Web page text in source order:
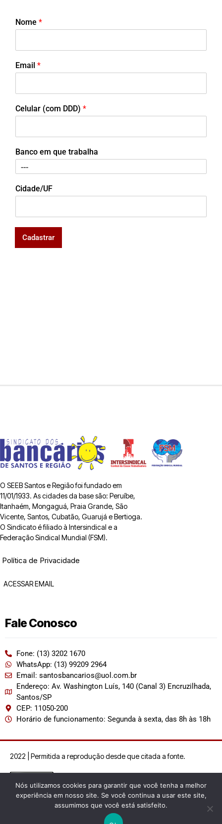
Nome *
Email *
Celular (com DDD) *
Banco em que trabalha
Cidade/UF
Cadastrar
O SEEB Santos e Região foi fundado em
11/01/1933. As cidades da base são: Peruíbe,
Itanhaém, Mongaguá, Praia Grande, São
Vicente, Santos, Cubatão, Guarujá e Bertioga.
O Sindicato é filiado à Intersindical e a
Federação Sindical Mundial (FSM).
Política de Privacidade
ACESSAR EMAIL
Fale Conosco
Fone: (13) 3202 1670
WhatsApp: (13) 99209 2964
Email: santosbancarios@uol.com.br
Endereço: Av. Washington Luís, 140 (Canal 3) Encruzilhada,
Santos/SP
CEP: 11050-200
Horário de funcionamento: Segunda à sexta, das 8h às 18h
2022 | Permitida a reprodução desde que citada a fonte.
Nós utilizamos cookies para garantir que você tenha a melhor
experiência em nosso site. Se você continua a usar este site,
assumimos que você está satisfeito.